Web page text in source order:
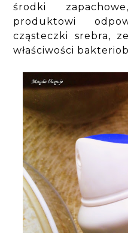
środki
produktowi
cząsteczki srebra,
właściwości